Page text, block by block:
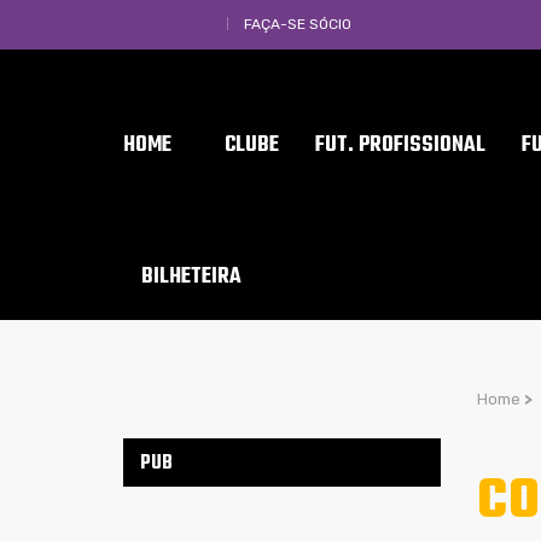
FAÇA-SE SÓCIO
HOME CLUBE FUT. PROFISSIONAL
BILHETEIRA
Home >
PUB